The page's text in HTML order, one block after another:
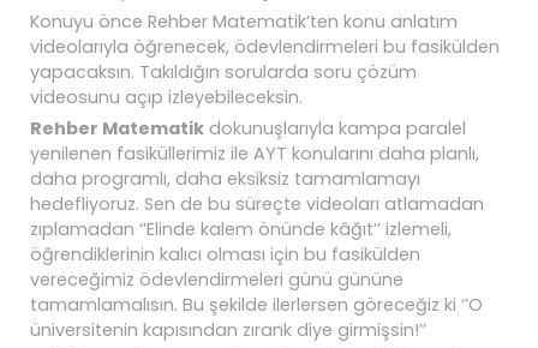
Konuyu önce Rehber Matematik’ten konu anlatım
videolarıyla öğrenecek, ödevlendirmeleri bu fasikülden
yapacaksın. Takıldığın sorularda soru çözüm
videosunu açıp izleyebileceksin.
Rehber Matematik dokunuşlarıyla kampa paralel
yenilenen fasiküllerimiz ile AYT konularını daha planlı,
daha programlı, daha eksiksiz tamamlamayı
hedefliyoruz. Sen de bu süreçte videoları atlamadan
zıplamadan ‘’Elinde kalem önünde kâğıt’’ izlemeli,
öğrendiklerinin kalıcı olması için bu fasikülden
vereceğimiz ödevlendirmeleri günü gününe
tamamlamalısın. Bu şekilde ilerlersen göreceğiz ki ‘’O
üniversitenin kapısından zırank diye girmişsin!’’